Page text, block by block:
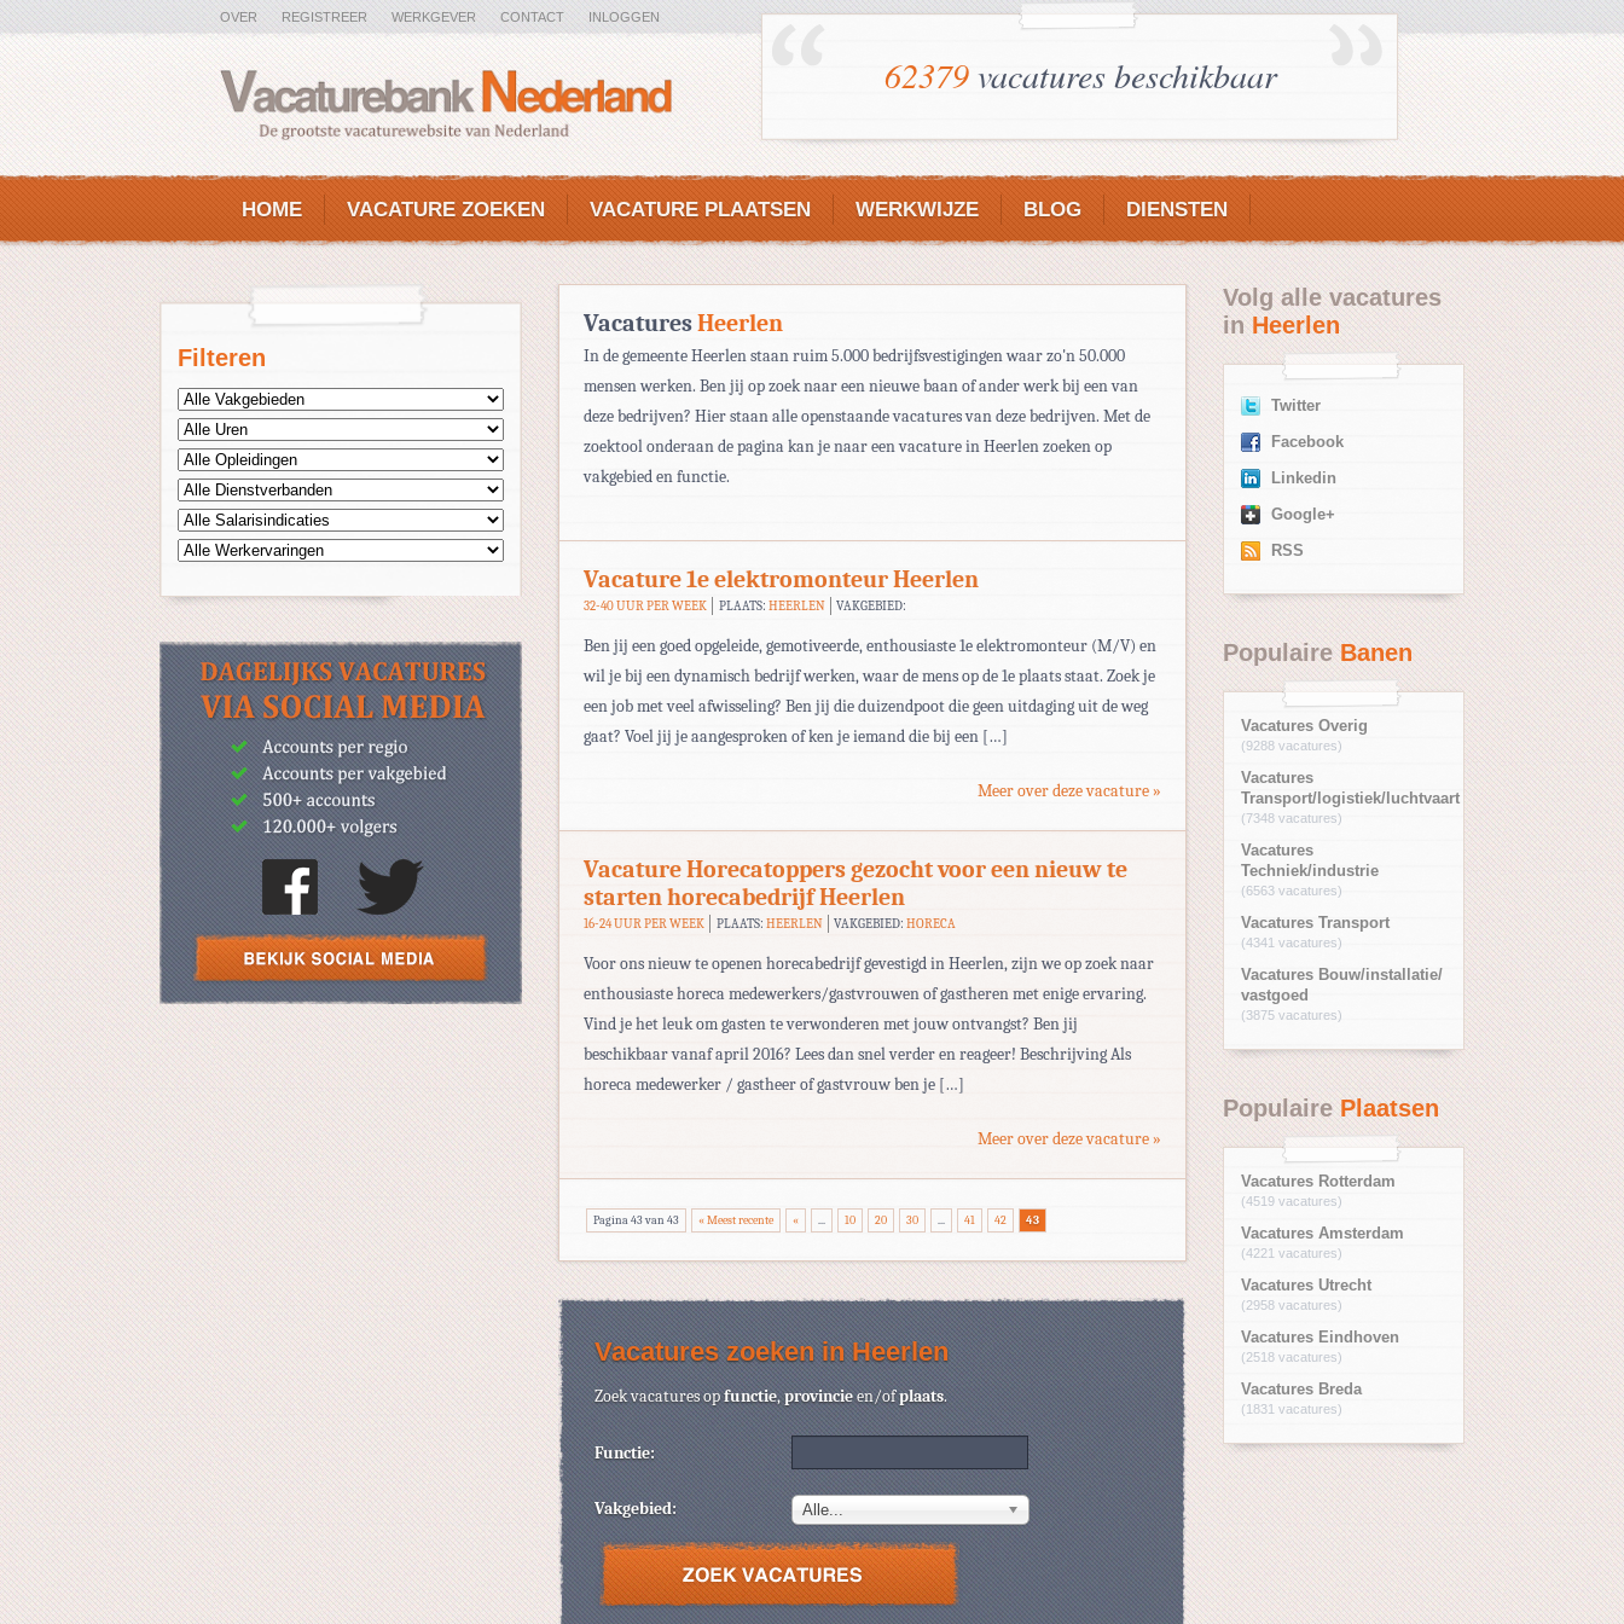
OVER REGISTREER WERKGEVER CONTACT INLOGGEN
62379vacatures beschikbaar
HOME VACATURE ZOEKEN VACATURE PLAATSEN WERKWIJZE BLOG DIENSTEN
Filteren
VacaturesHeerlen
In de gemeente Heerlen staan ruim 5.000 bedrijfsvestigingen waar zo'n 50.000
mensen werken. Ben jij op zoek naar een nieuwe baan of ander werk bij een van
deze bedrijven? Hier staan alle openstaande vacatures van deze bedrijven. Met de
zoektool onderaan de pagina kan je naar een vacature in Heerlen zoeken op
vakgebied en functie.
Vacature 1e elektromonteur Heerlen
32-40 UUR PER WEEK PLAATS: HEERLEN VAKGEBIED:
Ben jij een goed opgeleide, gemotiveerde, enthousiaste 1e elektromonteur (M/V) en
wil je bij een dynamisch bedrijf werken, waar de mens op de 1e plaats staat. Zoek je
een job met veel afwisseling? Ben jij die duizendpoot die geen uitdaging uit de weg
gaat? Voel jij je aangesproken of ken je iemand die bij een […]
Meer over deze vacature »
Vacature Horecatoppers gezocht voor een nieuw te
starten horecabedrijf Heerlen
16-24 UUR PER WEEK PLAATS: HEERLEN VAKGEBIED:HORECA
Voor ons nieuw te openen horecabedrijf gevestigd in Heerlen, zijn we op zoek naar
enthousiaste horeca medewerkers/gastvrouwen of gastheren met enige ervaring.
Vind je het leuk om gasten te verwonderen met jouw ontvangst? Ben jij
beschikbaar vanaf april 2016? Lees dan snel verder en reageer! Beschrijving Als
horeca medewerker / gastheer of gastvrouw ben je […]
Meer over deze vacature »
Pagina 43 van 43 « Meest recente « ... 10 20 30 ... 41 42 43
Vacatures zoeken in Heerlen
Zoek vacatures opfunctie,provincieen/ofplaats.
Functie:
Vakgebied: Alle...
Volg alle vacatures
inHeerlen
Twitter
Facebook
Linkedin
Google+
RSS
PopulaireBanen
Vacatures Overig
(9288 vacatures)
Vacatures
Transport/logistiek/luchtvaart
(7348 vacatures)
Vacatures
Techniek/industrie
(6563 vacatures)
Vacatures Transport
(4341 vacatures)
Vacatures Bouw/installatie/
vastgoed
(3875 vacatures)
Populaire Plaatsen
Vacatures Rotterdam
(4519 vacatures)
Vacatures Amsterdam
(4221 vacatures)
Vacatures Utrecht
(2958 vacatures)
Vacatures Eindhoven
(2518 vacatures)
Vacatures Breda
(1831 vacatures)